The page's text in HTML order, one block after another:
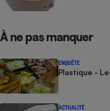
À ne pas manquer
ENQUÊTE
Plastique -
ACTUALITÉ